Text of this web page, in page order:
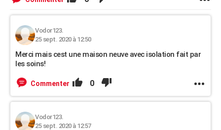
Vodor123.
25 sept. 2020 à 12:50
Merci mais cest une maison neuve avec isolation fait par
les soins!
Commenter 0
Vodor123.
25 sept. 2020 à 12:57